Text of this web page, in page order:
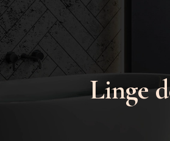
Linge